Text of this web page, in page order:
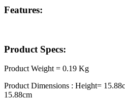
Features:
Product Specs:
Product Weight = 0.19 Kg
Product Dimensions : Height=
15.88cm